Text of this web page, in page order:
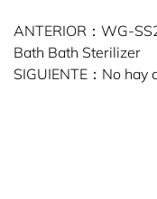
ANTERIOR：WG-
Bath Bath Sterilizer
SIGUIENTE：No